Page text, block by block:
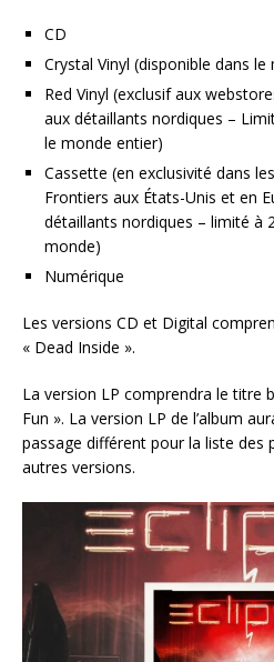
CD
Crystal Vinyl (disponible dans
Red Vinyl (exclusif aux
aux détaillants nordiques –
le monde entier)
Cassette (en exclusivité dans
Frontiers aux États-Unis et en
détaillants nordiques – limité à
monde)
Numérique
Les versions CD et Digital
« Dead Inside ».
La version LP comprendra le titre
Fun ». La version LP de l’album
passage différent pour la liste des
autres versions.